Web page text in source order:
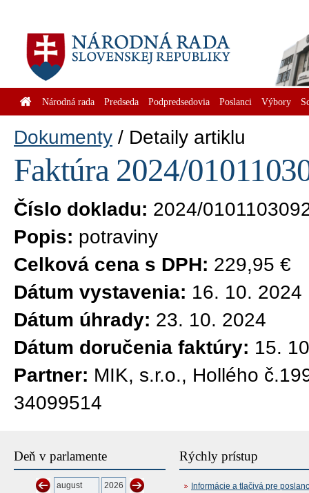
Národná rada Predseda Podpredsedovia Poslanci Výbory
Dokumenty Detaily artiklu
Faktúra 2024/
Číslo dokladu: 2024/
Popis: potraviny
Celková cena s DPH: 229,95 €
Dátum vystavenia: 16. 10. 2024
Dátum úhrady: 23. 10. 2024
Dátum doručenia faktúry: 15.
Partner: MIK, s.r.o., Hollého
34099514
Deň v parlamente Rýchly prístup
Informácie a tlačivá pre